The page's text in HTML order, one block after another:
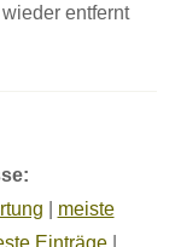
entfernt
meiste
Einträge